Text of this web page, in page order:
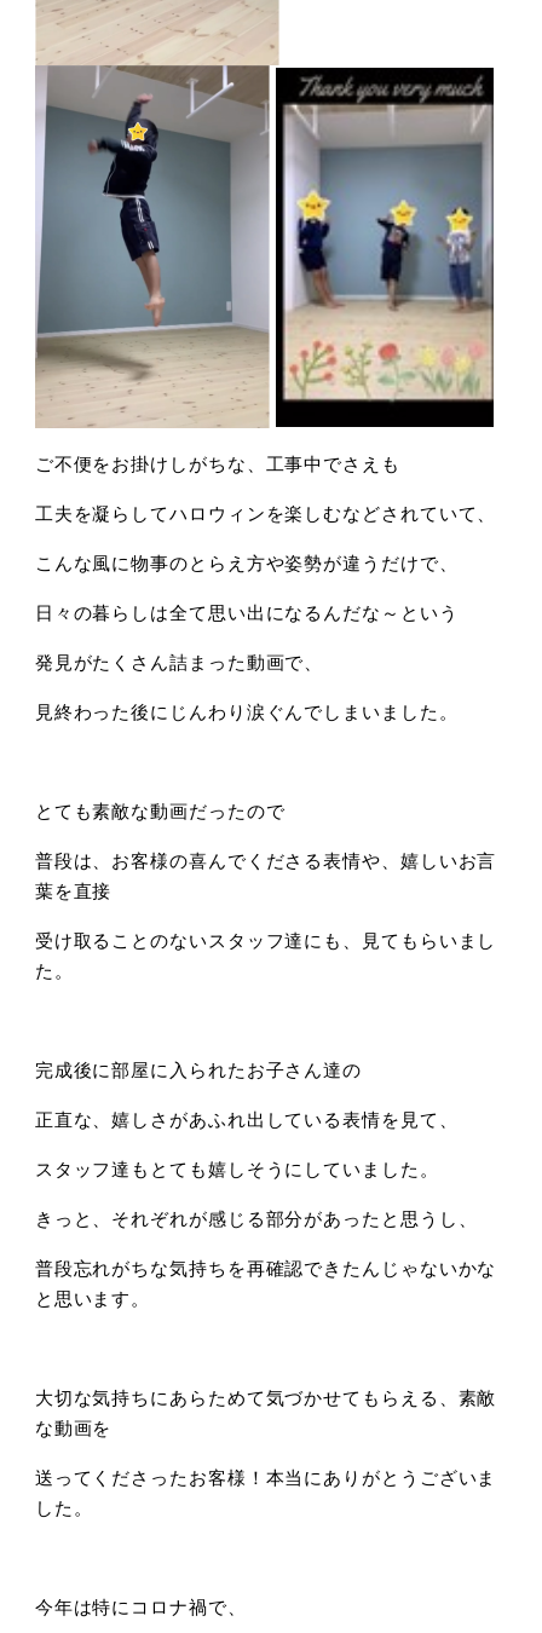
ご不便をお掛けしがちな、工事中でさえも
工夫を凝らしてハロウィンを楽しむなどされていて、
こんな風に物事のとらえ方や姿勢が違うだけで、
日々の暮らしは全て思い出になるんだな～という
発見がたくさん詰まった動画で、
見終わった後にじんわり涙ぐんでしまいました。
とても素敵な動画だったので
普段は、お客様の喜んでくださる表情や、嬉しいお言
葉を直接
受け取ることのないスタッフ達にも、見てもらいまし
た。
完成後に部屋に入られたお子さん達の
正直な、嬉しさがあふれ出している表情を見て、
スタッフ達もとても嬉しそうにしていました。
きっと、それぞれが感じる部分があったと思うし、
普段忘れがちな気持ちを再確認できたんじゃないかな
と思います。
大切な気持ちにあらためて気づかせてもらえる、素敵
な動画を
送ってくださったお客様！本当にありがとうございま
した。
今年は特にコロナ禍で、